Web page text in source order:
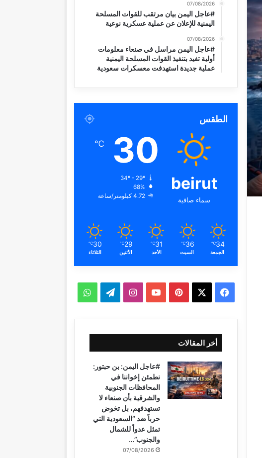
07/08/2026
#عاجل اليمن بيان مرتقب للقوات المسلحة
اليمنية للإعلان عن عملية عسكرية نوعية
07/08/2026
#عاجل اليمن مراسل في صنعاء معلومات
أولية تفيد بتنفيذ القوات المسلحة اليمنية
عملية جديدة استهدفت معسكرات سعودية
الطقس
beirut
سماء صافية
30
℃
68%
4.72 كيلومتر/ساعة
34
℃
الجمعة
36
℃
السبت
31
℃
الأحد
29
℃
الأثنين
30
℃
الثلاثاء
س
ب
و
ك
ب
ن
ت
ي
ر
o
u
T
u
b
e
ا
س
ت
ق
ر
ا
م
ل
ق
ر
ا
م
و
أخر المقالات
#عاجل اليمن: بن حبتور:
نطمئن إخواننا في
المحافظات الجنوبية
والشرقية بأن صنعاء لا
تستهدفهم، بل تخوض
حرباً ضد “السعودية التي
تمثل عدواً للشمال
والجنوب”…
07/08/2026